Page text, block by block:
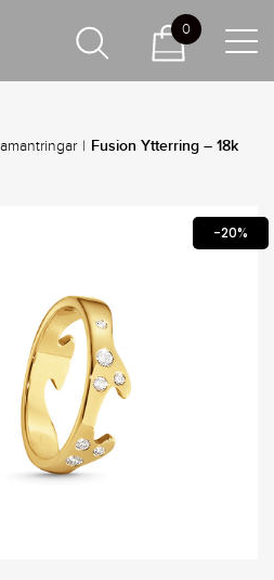
| Fusion Ytterring – 18k
-20%
0